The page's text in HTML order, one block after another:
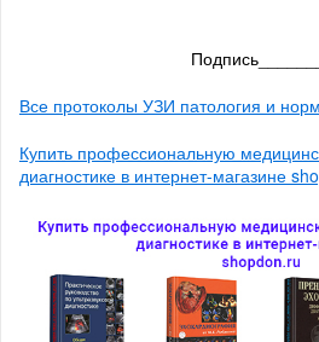
Все протоколы УЗИ патология и
Купить профессиональную
диагностике в интернет-магазине